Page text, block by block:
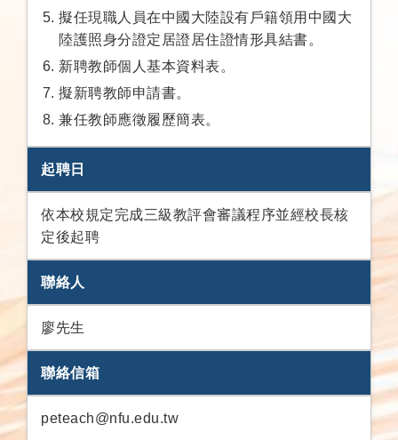
擬任現職人員在中國大陸設有戶籍領用中國大
陸護照身分證定居證居住證情形具結書。
新聘教師個人基本資料表。
擬新聘教師申請書。
兼任教師應徵履歷簡表。
起聘日
依本校規定完成三級教評會審議程序並經校長核
定後起聘
聯絡人
廖先生
聯絡信箱
peteach@nfu.edu.tw